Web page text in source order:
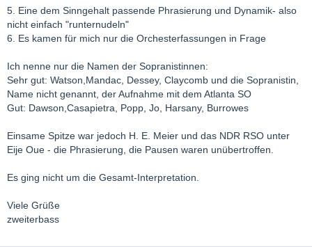
5. Eine dem Sinngehalt passende Phrasierung und Dynamik- also
nicht einfach "runternudeln"
6. Es kamen für mich nur die Orchesterfassungen in Frage
Ich nenne nur die Namen der Sopranistinnen:
Sehr gut: Watson,Mandac, Dessey, Claycomb und die Sopranistin,
Name nicht genannt, der Aufnahme mit dem Atlanta SO
Gut: Dawson,Casapietra, Popp, Jo, Harsany, Burrowes
Einsame Spitze war jedoch H. E. Meier und das NDR RSO unter
Eije Oue - die Phrasierung, die Pausen waren unübertroffen.
Es ging nicht um die Gesamt-Interpretation.
Viele Grüße
zweiterbass